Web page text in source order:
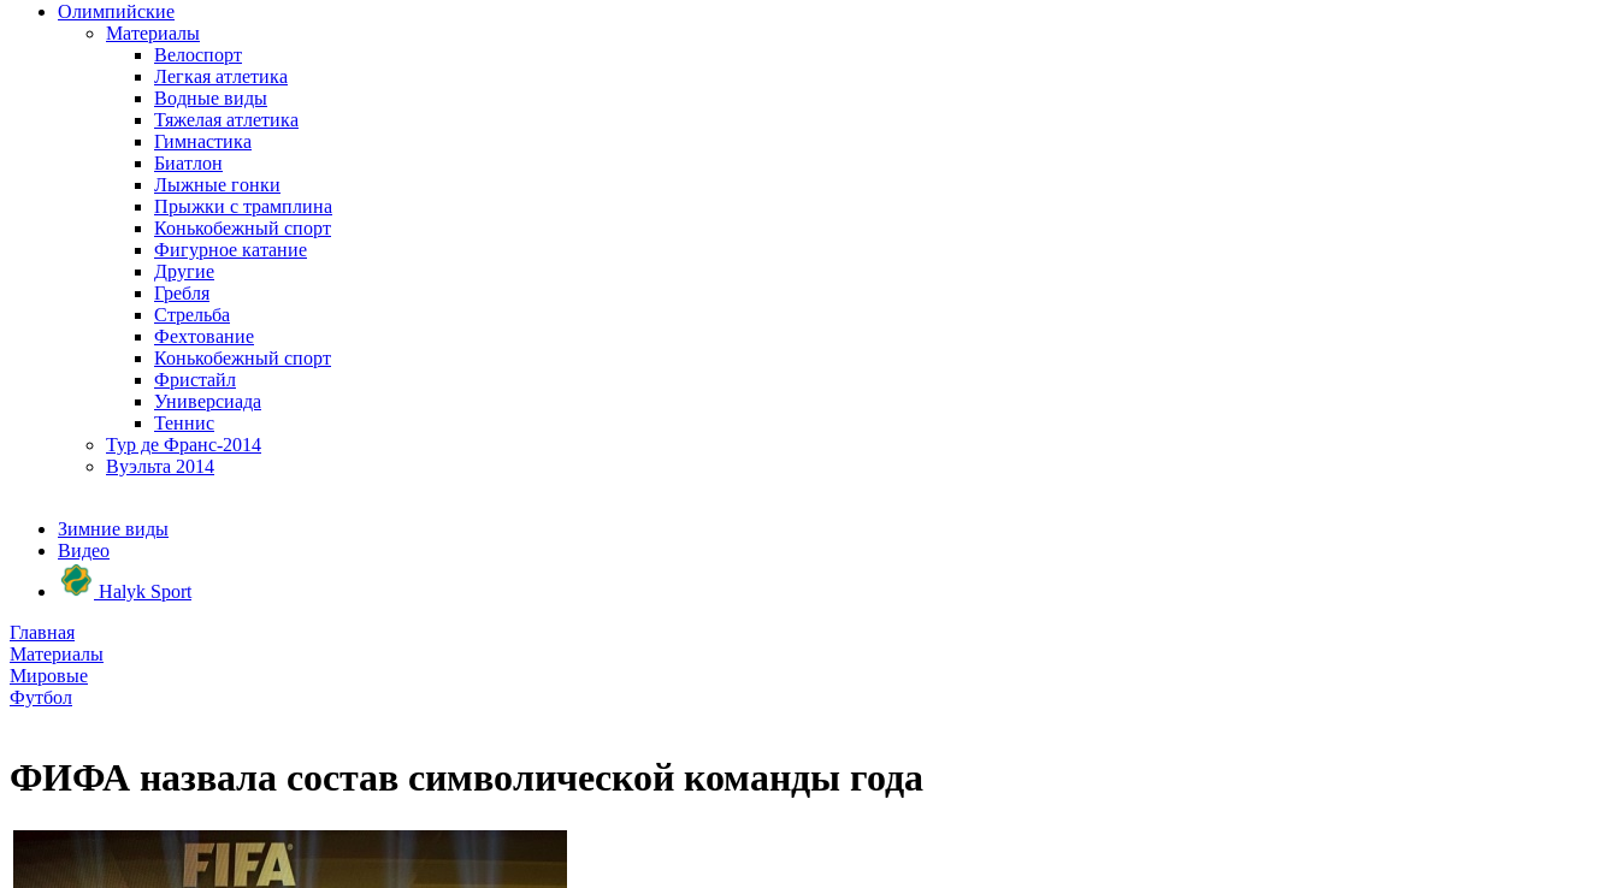
Олимпийские
Материалы
Велоспорт
Легкая атлетика
Водные виды
Тяжелая атлетика
Гимнастика
Биатлон
Лыжные гонки
Прыжки с трамплина
Конькобежный спорт
Фигурное катание
Другие
Гребля
Стрельба
Фехтование
Конькобежный спорт
Фристайл
Универсиада
Теннис
Тур де Франс-2014
Вуэльта 2014
Зимние виды
Видео
Halyk Sport
Главная
Материалы
Мировые
Футбол
ФИФА назвала состав символической команды года